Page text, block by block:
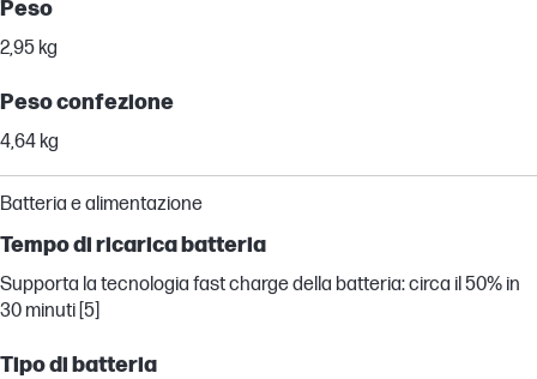
Peso
2,95 kg
Peso confezione
4,64 kg
Batteria e alimentazione
Tempo di ricarica batteria
Supporta la tecnologia fast charge della batteria: circa il 50% in
30 minuti [5]
Tipo di batteria